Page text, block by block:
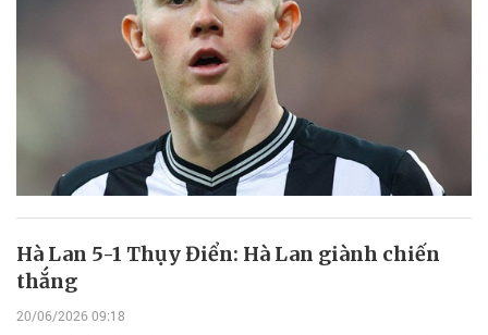
Hà Lan 5-1 Thụy Điển: Hà Lan giành chiến
thắng
20/06/2026 09:18